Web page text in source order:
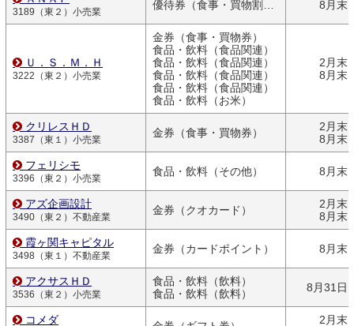
3189（東２）小売業
優待券（食事・買物割引券） 8月末
Ｕ．Ｓ．Ｍ．Ｈ
3222（東２）小売業
金券（食事・買物券）
食品・飲料（食品関連）
食品・飲料（食品関連）
食品・飲料（食品関連）
食品・飲料（食品関連）
食品・飲料（お米）
2月末
8月末
クリレスＨＤ
3387（東１）小売業
金券（食事・買物券）
2月末
8月末
フェリシモ
3396（東２）小売業
食品・飲料（その他） 8月末
アズ企画設計
3490（東２）不動産業
金券（クオカード）
2月末
8月末
霞ヶ関キャピタル
3498（東１）不動産業
金券（カードポイント） 8月末
アクサスＨＤ
3536（東２）小売業
食品・飲料（飲料）
食品・飲料（飲料）
8月31日
コメダ
2月末